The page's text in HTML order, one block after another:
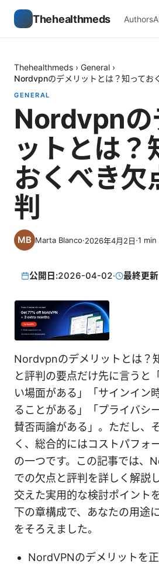
Thehealthmeds Authors
Thehealthmeds › General ›
Nordvpnのデメリットとは？知ってお
GENERAL
Nordvpnの
ットとは？
おくべき欠
判
Marta Blanco·2026年4月2日·1 min
公開日:2026-04-02· 最終更
Nordvpnのデメリットとは？
と評判の要点だけ先に言うと
い場面がある」「サインイン
ることがある」「プライバシ
賛否両論がある」。ただし、
く、総合的にはコストパフォ
の一つです。この記事では、
での欠点と評判を詳しく解説
交えた実用的な検討ポイント
下の章構成で、あなたの用途
をそろえました。
NordVPNのデメリットを